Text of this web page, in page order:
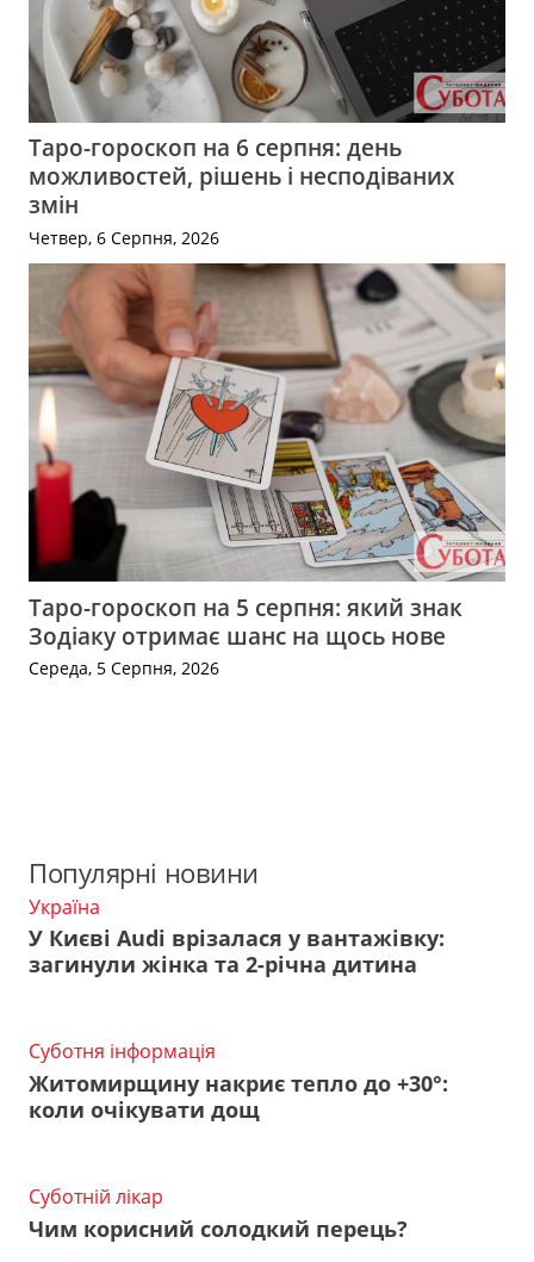
Таро-гороскоп на 6 серпня: день
можливостей, рішень і несподіваних
змін
Четвер, 6 Серпня, 2026
Таро-гороскоп на 5 серпня: який знак
Зодіаку отримає шанс на щось нове
Середа, 5 Серпня, 2026
Популярні новини
Україна
У Києві Audi врізалася у вантажівку:
загинули жінка та 2-річна дитина
Суботня інформація
Житомирщину накриє тепло до +30°:
коли очікувати дощ
Суботній лікар
Чим корисний солодкий перець?